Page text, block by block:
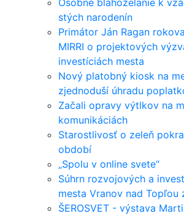
Osobné blahoželanie k
stých narodenín
Primátor Ján Ragan
MIRRI o projektových
investíciách mesta
Nový platobný kiosk na
zjednoduší úhradu
Začali opravy výtlkov na
komunikáciách
Starostlivosť o zeleň
období
„Spolu v online svete“
Súhrn rozvojových a
mesta Vranov nad Topľou
ŠEROSVET - výstava